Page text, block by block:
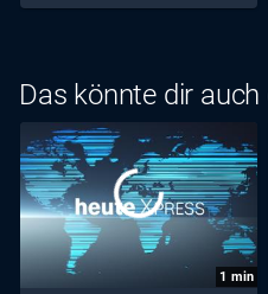
Das könnte dir auch
1 min